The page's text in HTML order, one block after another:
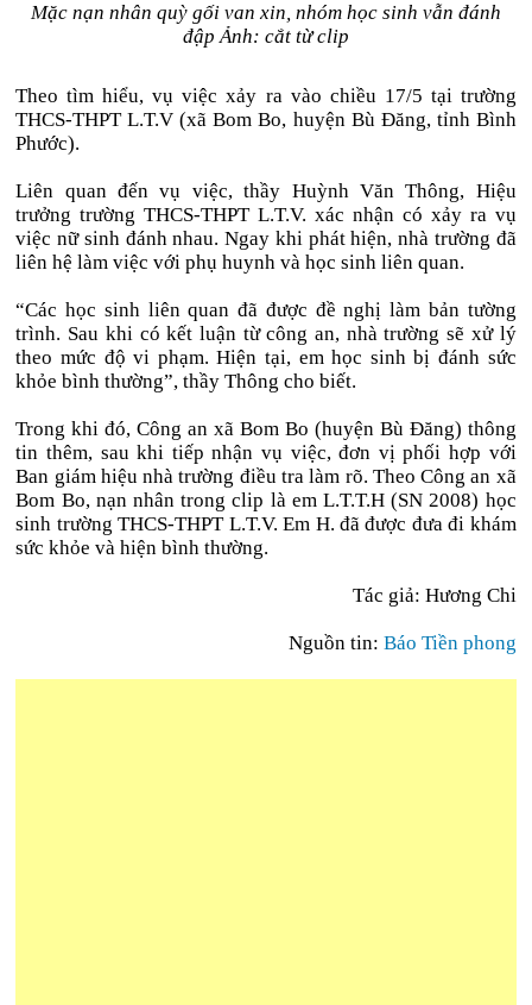
Mặc nạn nhân quỳ gối van xin, nhóm học sinh vẫn đánh
đập Ảnh: cắt từ clip
Theo tìm hiểu, vụ việc xảy ra vào chiều 17/5 tại trường
THCS-THPT L.T.V (xã Bom Bo, huyện Bù Đăng, tỉnh Bình
Phước).
Liên quan đến vụ việc, thầy Huỳnh Văn Thông, Hiệu
trưởng trường THCS-THPT L.T.V. xác nhận có xảy ra vụ
việc nữ sinh đánh nhau. Ngay khi phát hiện, nhà trường đã
liên hệ làm việc với phụ huynh và học sinh liên quan.
“Các học sinh liên quan đã được đề nghị làm bản tường
trình. Sau khi có kết luận từ công an, nhà trường sẽ xử lý
theo mức độ vi phạm. Hiện tại, em học sinh bị đánh sức
khỏe bình thường”, thầy Thông cho biết.
Trong khi đó, Công an xã Bom Bo (huyện Bù Đăng) thông
tin thêm, sau khi tiếp nhận vụ việc, đơn vị phối hợp với
Ban giám hiệu nhà trường điều tra làm rõ. Theo Công an xã
Bom Bo, nạn nhân trong clip là em L.T.T.H (SN 2008) học
sinh trường THCS-THPT L.T.V. Em H. đã được đưa đi khám
sức khỏe và hiện bình thường.
Tác giả: Hương Chi
Nguồn tin: Báo Tiền phong